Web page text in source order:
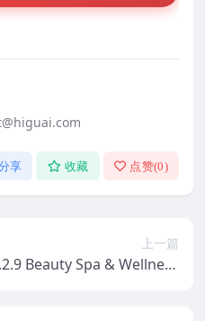
享 收藏 点赞(0)
上一篇
Beauty Spa & Wellness